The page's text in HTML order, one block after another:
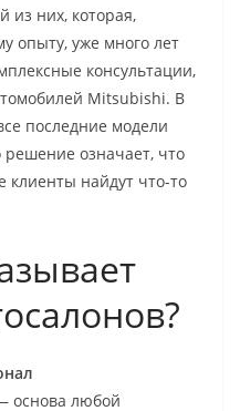
из них, которая,
опыту, уже много лет
консультации,
Mitsubishi. В
последние модели
решение означает, что
клиенты найдут что-то
основа любой